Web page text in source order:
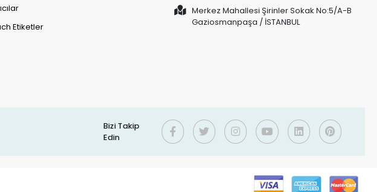
Etiketler
Merkez Mahallesi Şirinler Sokak No:5/A-B
Gaziosmanpaşa / İSTANBUL
Bizi Takip
Edin